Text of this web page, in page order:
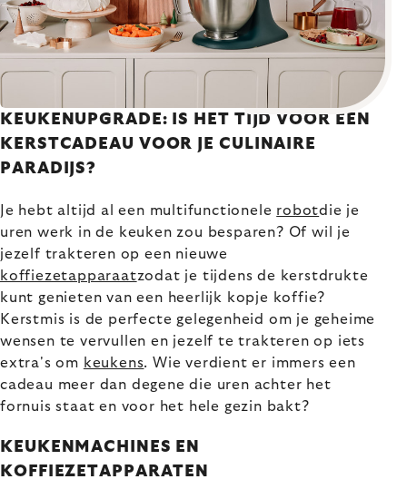
KEUKENUPGRADE: IS HET TIJD VOOR EEN
KERSTCADEAU VOOR JE CULINAIRE
PARADIJS?
Je hebt altijd al een multifunctionele robotdie je
uren werk in de keuken zou besparen? Of wil je
jezelf trakteren op een nieuwe
koffiezetapparaatzodat je tijdens de kerstdrukte
kunt genieten van een heerlijk kopje koffie?
Kerstmis is de perfecte gelegenheid om je geheime
wensen te vervullen en jezelf te trakteren op iets
extra's om keukens. Wie verdient er immers een
cadeau meer dan degene die uren achter het
fornuis staat en voor het hele gezin bakt?
KEUKENMACHINES EN
KOFFIEZETAPPARATEN